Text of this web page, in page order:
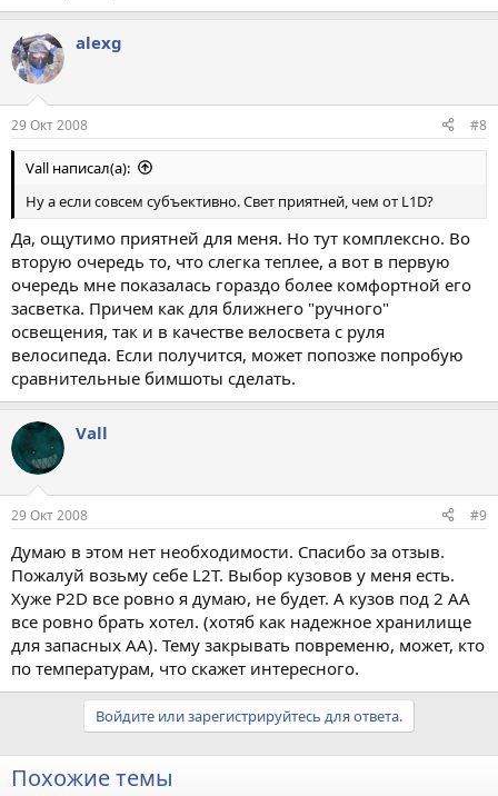
alexg
29 Окт 2008 #8
Vall написал(а):
Ну а если совсем субъективно. Свет приятней, чем от L1D?
Да, ощутимо приятней для меня. Но тут комплексно. Во
вторую очередь то, что слегка теплее, а вот в первую
очередь мне показалась гораздо более комфортной его
засветка. Причем как для ближнего "ручного"
освещения, так и в качестве велосвета с руля
велосипеда. Если получится, может попозже попробую
сравнительные бимшоты сделать.
Vall
29 Окт 2008 #9
Думаю в этом нет необходимости. Спасибо за отзыв.
Пожалуй возьму себе L2T. Выбор кузовов у меня есть.
Хуже P2D все ровно я думаю, не будет. А кузов под 2 АА
все ровно брать хотел. (хотяб как надежное хранилище
для запасных АА). Тему закрывать повременю, может, кто
по температурам, что скажет интересного.
Войдите или зарегистрируйтесь для ответа.
Похожие темы